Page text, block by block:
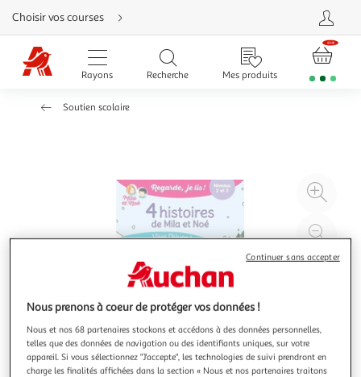
Aller
directement
au
contenu
Aller
directement
Aller
Choisir vos courses
Rayons Recherche Mes produits
Soutien scolaire
à
Nous prenons à coeur de protéger vos données !
Nous et nos 68 partenaires stockons et accédons à des données personnelles,
telles que des données de navigation ou des identifiants uniques, sur votre
appareil. Si vous sélectionnez "J'accepte", les technologies de suivi prendront en
charge les finalités affichées dans la section « Nous et nos partenaires traitons
Continuer sans accepter